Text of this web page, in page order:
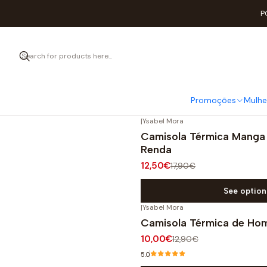
Promoções
|Ysabel Mora
Camisola Térmica
Renda
12,50€17,90€
See
|Ysabel Mora
Camisola Térmica de
10,00€12,90€
5.0